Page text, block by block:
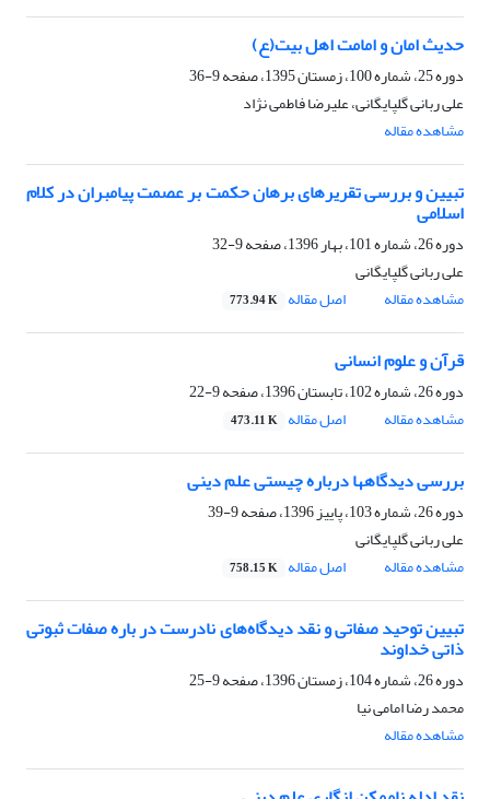
حدیث امان و امامت اهل بیت(ع)
دوره 25، شماره 100، زمستان 1395، صفحه
9-36
علی ربانی گلپایگانی، علیرضا فاطمی نژاد
مشاهده مقاله
تبیین و بررسی تقریرهای برهان حکمت بر عصمت پیامبران در کلام
اسلامی
دوره 26، شماره 101، بهار 1396، صفحه
9-32
علی ربانی گلپایگانی
مشاهده مقاله
اصل مقاله 773.94 K
قرآن و علوم انسانی
دوره 26، شماره 102، تابستان 1396، صفحه
9-22
مشاهده مقاله
اصل مقاله 473.11 K
بررسی دیدگاه‎ها درباره چیستی علم دینی
دوره 26، شماره 103، پاییز 1396، صفحه
9-39
علی ربانی گلپایگانی
مشاهده مقاله
اصل مقاله 758.15 K
تبیین توحید صفاتی و نقد دیدگاه‌های نادرست در باره صفات ثبوتی
ذاتی خداوند
دوره 26، شماره 104، زمستان 1396، صفحه
9-25
محمد رضا امامی نیا
مشاهده مقاله